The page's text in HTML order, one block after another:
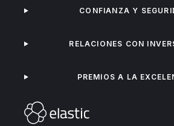
CONFIANZA Y
RELACIONES CON
PREMIOS A LA